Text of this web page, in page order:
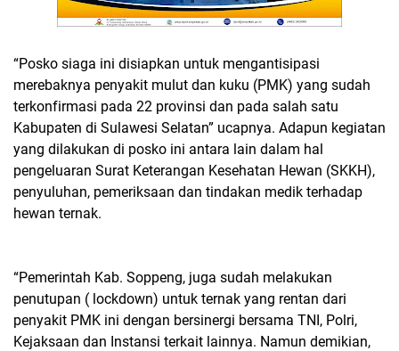
“Posko siaga ini disiapkan untuk mengantisipasi
merebaknya penyakit mulut dan kuku (PMK) yang sudah
terkonfirmasi pada 22 provinsi dan pada salah satu
Kabupaten di Sulawesi Selatan” ucapnya. Adapun kegiatan
yang dilakukan di posko ini antara lain dalam hal
pengeluaran Surat Keterangan Kesehatan Hewan (SKKH),
penyuluhan, pemeriksaan dan tindakan medik terhadap
hewan ternak.
“Pemerintah Kab. Soppeng, juga sudah melakukan
penutupan ( lockdown) untuk ternak yang rentan dari
penyakit PMK ini dengan bersinergi bersama TNI, Polri,
Kejaksaan dan Instansi terkait lainnya. Namun demikian,